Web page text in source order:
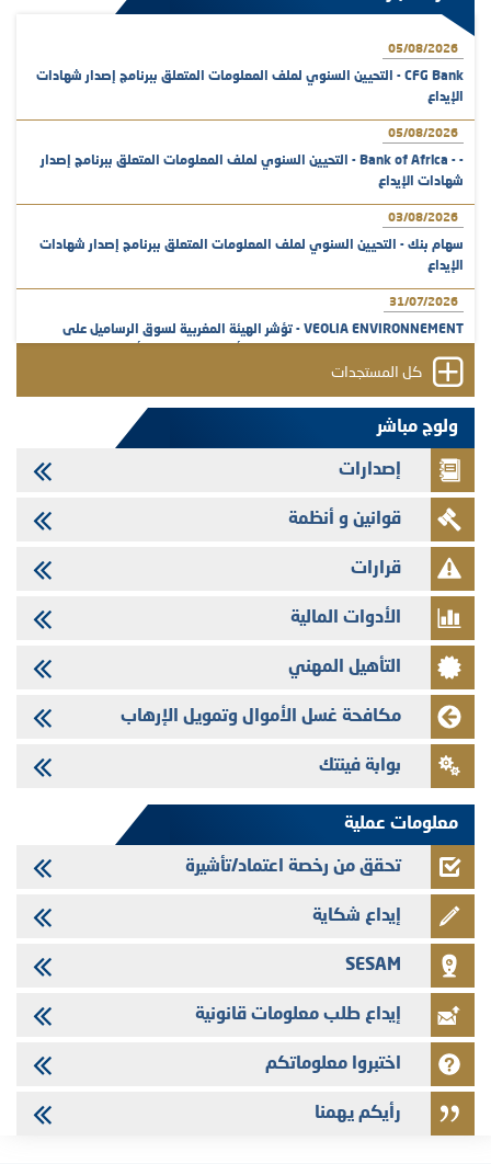
05/08/2026
CFG Bank - التحيين السنوي لملف المعلومات المتعلق ببرنامج إصدار شهادات
الإيداع
05/08/2026
- - Bank of Africa - التحيين السنوي لملف المعلومات المتعلق ببرنامج إصدار
شهادات الإيداع
03/08/2026
سهام بنك - التحيين السنوي لملف المعلومات المتعلق ببرنامج إصدار شهادات
الإيداع
31/07/2026
VEOLIA ENVIRONNEMENT - تؤشر الهيئة المغربية لسوق الرساميل على
29/07/2026
وفابايل - التحيين السنوي لملف المعلومات المتعلق ببرنامج إصدار سندات
شركات التمويل
29/07/2026
تهنئة بمناسبة عيد العرش المجيد
29/07/2026
تنشر الهيئة المغربية لسوق الرساميل العدد الرابع عشر من مجلة سوق الرساميل
28/07/2026
Med Paper - تجاوز حد المساهمة 5%
24/07/2026
سندات شركات التمويل
24/07/2026
Jaida - التحيين السنوي لملف المعلومات المتعلق ببرنامج إصدار سندات
كل المستجدات
ولوج مباشر
إصدارات
قوانين و أنظمة
قرارات
الأدوات المالية
التأهيل المهني
مكافحة غسل الأموال وتمويل الإرهاب
بوابة فينتك
معلومات عملية
تحقق من رخصة اعتماد/تأشيرة
إيداع شكاية
SESAM
إيداع طلب معلومات قانونية
اختبروا معلوماتكم
رأيكم يهمنا